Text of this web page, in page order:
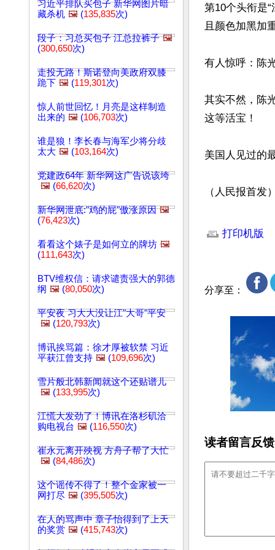
习近平排队买包子 新华网图片暗
藏杀机 🖼️ (135,835次)
段子：习总买包子 江总拉裤子 🖼️
(300,650次)
走投无路！斯诺登向美政府双膝
跪下 🖼️ (119,301次)
惊人前世回忆！月亮是这样制造
出来的 🖼️ (106,703次)
谁是狼！李长春与海军少将分歧
太大 🖼️ (103,164次)
党建政64年 新华网这广告说该垮
🖼️ (66,620次)
新华网泄底:"鸡的屁"傲涨原因 🖼️
(76,423次)
看看这个婊子是如何立的牌坊 🖼️
(111,643次)
BTV维权信：请求谴责强大的郭德
纲 🖼️ (80,050次)
平安夜 习大大没让江"大哥"平安
🖼️ (120,793次)
博讯挨骂篇：徐才厚被软禁 习近
平获江曾支持 🖼️ (109,696次)
雪片般北韩新闻就这个还贴谱儿
🖼️ (133,995次)
江慌大发劲了！博讯在洛杉矶洽
购电视台 🖼️ (116,550次)
崔永元离开殃视 方舟子帮了大忙
🖼️ (84,486次)
这个谣传不得了！整个金家被一
网打尽 🖼️ (395,505次)
在人的骂声中 章子怡得到了上天
的奖赏 🖼️ (415,743次)
第10个头衔是
且颜色加黑加
有人惊呼：陈
其实不然，陈
这等活宝！
美国人见过的
（人民报首发
打印机版
分享至：
读者留言反